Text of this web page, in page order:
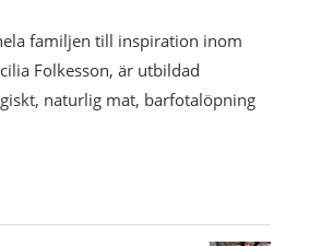
familjen till inspiration inom
Folkesson, är utbildad
naturlig mat, barfotalöpning